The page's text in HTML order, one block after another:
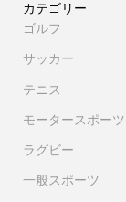
カテゴリー
ゴルフ
サッカー
テニス
モータースポーツ
ラグビー
一般スポーツ